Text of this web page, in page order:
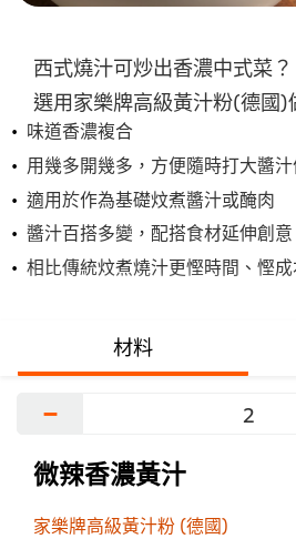
西式燒汁可炒出香濃中式菜？
選用家樂牌高級黃汁粉(德國)
味道香濃複合
用幾多開幾多，方便隨時打大醬
適用於作為基礎炆煮醬汁或醃肉
醬汁百搭多變，配搭食材延伸創意​
相比傳統炆煮燒汁更慳時間、慳成
材料
−
微辣香濃黃汁
家樂牌高級黃汁粉 (德國)